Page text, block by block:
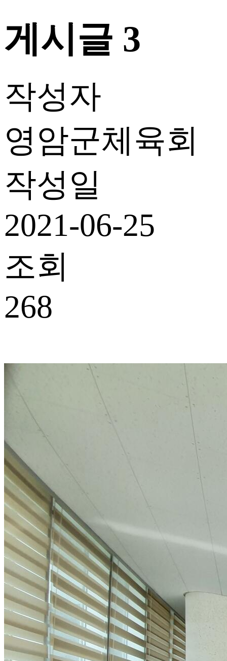
게시글 3
작성자
영암군체육회
작성일
2021-06-25
조회
268